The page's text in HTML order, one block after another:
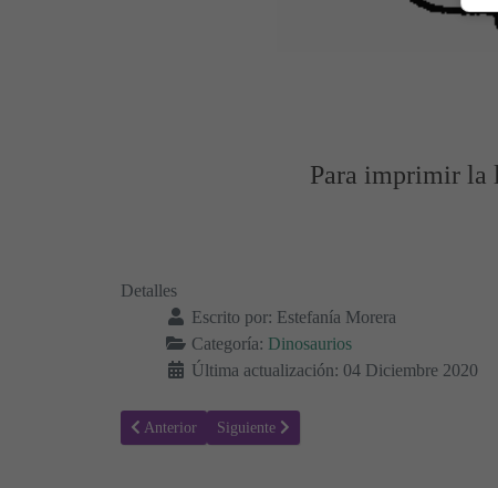
Para imprimir la
Detalles
Escrito por: Estefanía Morera
Categoría: Dinosaurios
Última actualización: 04 Diciembre 2020
Artículo anterior: Colorear Dinosaurios 17
Anterior Artículo siguiente: Colorear Dinosaurios 15
Siguiente